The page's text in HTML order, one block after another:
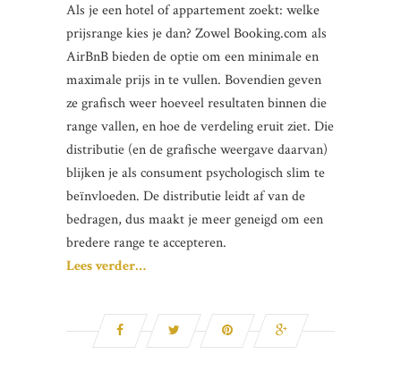
Als je een hotel of appartement zoekt: welke
prijsrange kies je dan? Zowel Booking.com als
AirBnB bieden de optie om een minimale en
maximale prijs in te vullen. Bovendien geven
ze grafisch weer hoeveel resultaten binnen die
range vallen, en hoe de verdeling eruit ziet. Die
distributie (en de grafische weergave daarvan)
blijken je als consument psychologisch slim te
beïnvloeden. De distributie leidt af van de
bedragen, dus maakt je meer geneigd om een
bredere range te accepteren.
Lees verder…